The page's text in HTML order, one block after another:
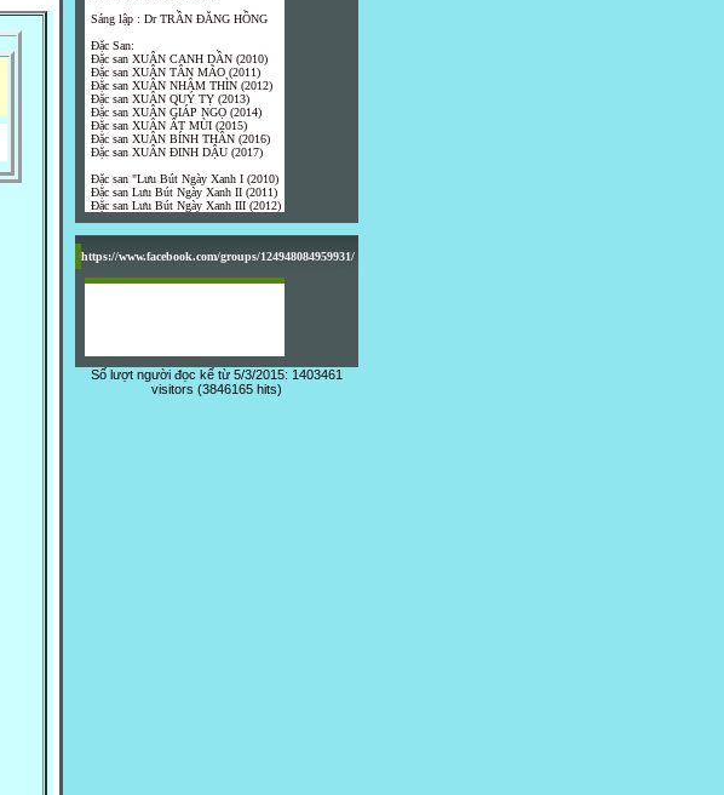
Sáng lập : Dr TRẦN ĐĂNG HỒNG
Đặc San:
Đặc san XUÂN CANH DẦN (2010)
Đặc san XUÂN TÂN MÃO (2011)
Đặc san XUÂN NHÂM THÌN (2012)
Đặc san XUÂN QUÝ TỴ (2013)
Đặc san XUÂN GIÁP NGỌ (2014)
Đặc san XUÂN ẤT MÙI (2015)
Đặc san XUÂN BÍNH THÂN (2016)
Đặc san XUÂN ĐINH DẬU (2017)
Đặc san "Lưu Bút Ngày Xanh I (2010)
Đặc san Lưu Bút Ngày Xanh II (2011)
Đặc san Lưu Bút Ngày Xanh III (2012)
https://www.facebook.com/groups/124948084959931/
Số lượt người đọc kể từ 5/3/2015: 1403461
visitors (3846165 hits)